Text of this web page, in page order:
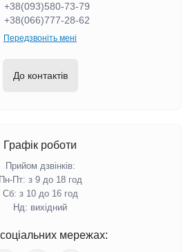
+38(093)580-73-79
+38(066)777-28-62
Передзвоніть мені
До контактів
Графік роботи
Прийом дзвінків:
Пн-Пт: з 9 до 18 год
Сб: з 10 до 16 год
Нд: вихідний
мережах: